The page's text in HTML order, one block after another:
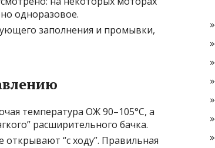
одноразовое.
заполнения и промывки,
температура ОЖ 90–105°C, а
расширительного бачка.
“с ходу”. Правильная